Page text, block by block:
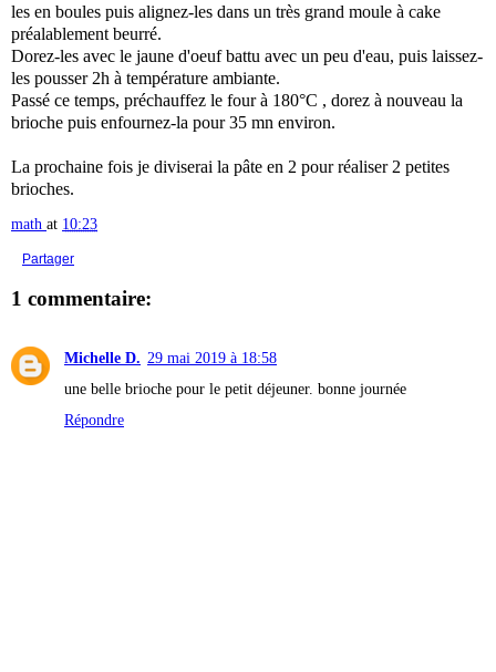
les en boules puis alignez-les dans un très grand moule à cake
préalablement beurré.
Dorez-les avec le jaune d'oeuf battu avec un peu d'eau, puis laissez-
les pousser 2h à température ambiante.
Passé ce temps, préchauffez le four à 180°C , dorez à nouveau la
brioche puis enfournez-la pour 35 mn environ.
La prochaine fois je diviserai la pâte en 2 pour réaliser 2 petites
brioches.
math at 10:23
Partager
1 commentaire:
Michelle D. 29 mai 2019 à 18:58
une belle brioche pour le petit déjeuner. bonne journée
Répondre